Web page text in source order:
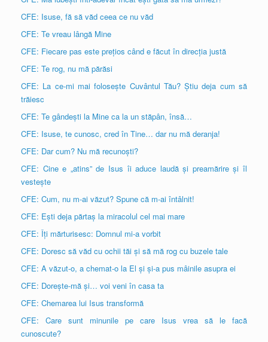
CFE: Isuse, fă să văd ceea ce nu văd
CFE: Te vreau lângă Mine
CFE: Fiecare pas este prețios când e făcut în direcția justă
CFE: Te rog, nu mă părăsi
CFE: La ce-mi mai folosește Cuvântul Tău? Știu deja cum să
trăiesc
CFE: Te gândești la Mine ca la un stăpân, însă…
CFE: Isuse, te cunosc, cred în Tine… dar nu mă deranja!
CFE: Dar cum? Nu mă recunoști?
CFE: Cine e „atins” de Isus îi aduce laudă și preamărire și îl
vestește
CFE: Cum, nu m-ai văzut? Spune că m-ai întâlnit!
CFE: Ești deja părtaș la miracolul cel mai mare
CFE: Îți mărturisesc: Domnul mi-a vorbit
CFE: Doresc să văd cu ochii tăi și să mă rog cu buzele tale
CFE: A văzut-o, a chemat-o la El și și-a pus mâinile asupra ei
CFE: Dorește-mă și… voi veni în casa ta
CFE: Chemarea lui Isus transformă
CFE: Care sunt minunile pe care Isus vrea să le facă
cunoscute?